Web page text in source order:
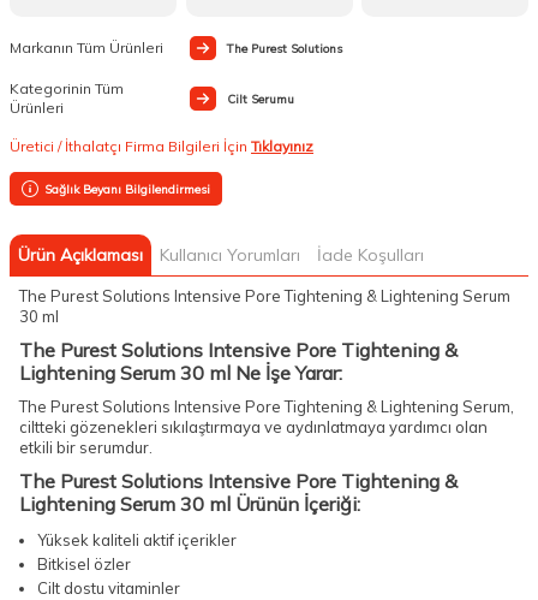
Markanın Tüm Ürünleri The Purest Solutions
Kategorinin Tüm
Ürünleri
Cilt Serumu
Üretici / İthalatçı Firma Bilgileri İçin Tıklayınız
Sağlık Beyanı Bilgilendirmesi
Ürün Açıklaması Kullanıcı Yorumları İade Koşulları
The Purest Solutions Intensive Pore Tightening & Lightening Serum
30 ml
The Purest Solutions Intensive Pore Tightening &
Lightening Serum 30 ml Ne İşe Yarar:
The Purest Solutions Intensive Pore Tightening & Lightening Serum,
ciltteki gözenekleri sıkılaştırmaya ve aydınlatmaya yardımcı olan
etkili bir serumdur.
The Purest Solutions Intensive Pore Tightening &
Lightening Serum 30 ml Ürünün İçeriği:
Yüksek kaliteli aktif içerikler
Bitkisel özler
Cilt dostu vitaminler